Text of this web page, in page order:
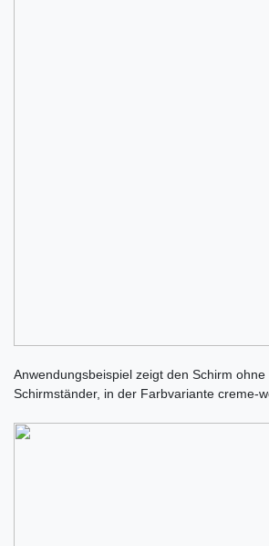
Anwendungsbeispiel zeigt den Schirm
Schirmständer, in der Farbvariante creme-